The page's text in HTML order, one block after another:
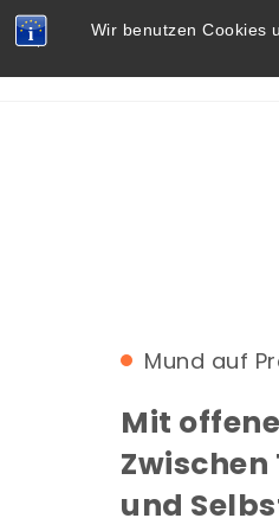
Wir benutzen Cookies
Skip to content Vielbegabt.de
Mund auf
Mit
und